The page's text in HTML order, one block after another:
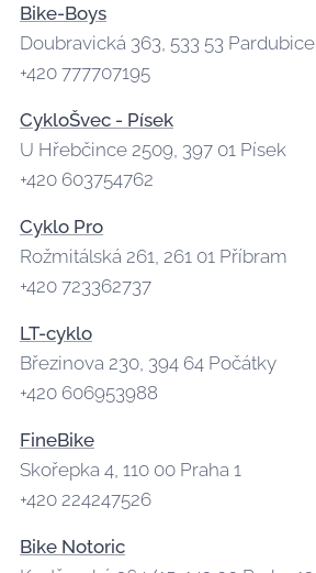
Bike-Boys
Doubravická 363, 533 53 Pardubice
+420 777707195
CykloŠvec - Písek
U Hřebčince 2509, 397 01 Písek
+420 603754762
Cyklo Pro
Rožmitálská 261, 261 01 Příbram
+420 723362737
LT-cyklo
Březinova 230, 394 64 Počátky
+420 606953988
FineBike
Skořepka 4, 110 00 Praha 1
+420 224247526
Bike Notoric